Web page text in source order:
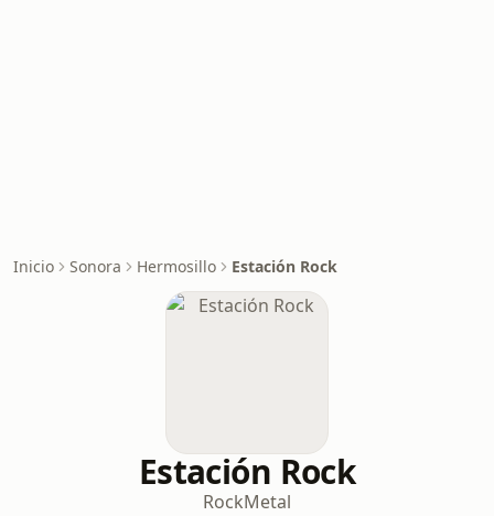
Inicio Sonora Hermosillo Estación Rock
Estación Rock
RockMetal